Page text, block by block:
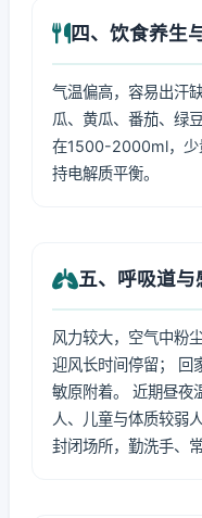
四、饮食养生
气温偏高，容易出汗
瓜、黄瓜、番茄、绿
在1500-2000ml，少
持电解质平衡。
五、呼吸道与
风力较大，空气中粉
迎风长时间停留； 回
敏原附着。 近期昼夜
人、儿童与体质较弱
封闭场所，勤洗手、